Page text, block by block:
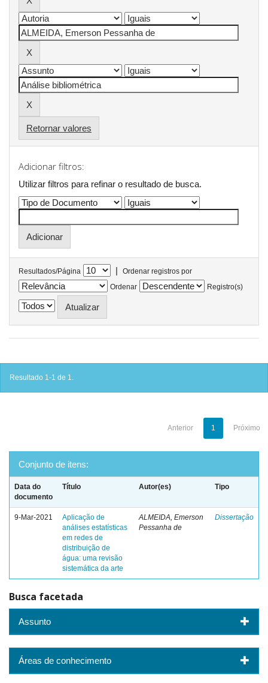
Retornar valores
Adicionar filtros:
Utilizar filtros para refinar o resultado de busca.
Resultados/Página |
Ordenar registros por
Ordenar
Registro(s)
Resultado 1-1 de 1.
Anterior 1 Próximo
Conjunto de itens:
Data do
documento
Título Autor(es) Tipo
9-Mar-2021
Aplicação de
análises estatísticas
em redes de
distribuição de
água: uma revisão
sistemática da arte
ALMEIDA, Emerson
Pessanha de
Dissertação
Busca facetada
Assunto
Áreas de conhecimento